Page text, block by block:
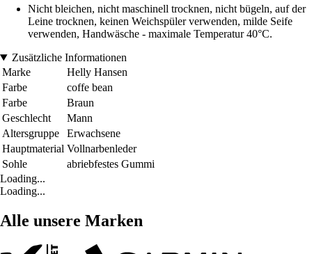
Nicht bleichen, nicht maschinell trocknen, nicht bügeln, auf der
Leine trocknen, keinen Weichspüler verwenden, milde Seife
verwenden, Handwäsche - maximale Temperatur 40°C.
Zusätzliche Informationen
Marke
Helly Hansen
Farbe
coffe bean
Farbe
Braun
Geschlecht
Mann
Altersgruppe
Erwachsene
Hauptmaterial Vollnarbenleder
Sohle
abriebfestes Gummi
Loading...
Loading...
Alle unsere Marken